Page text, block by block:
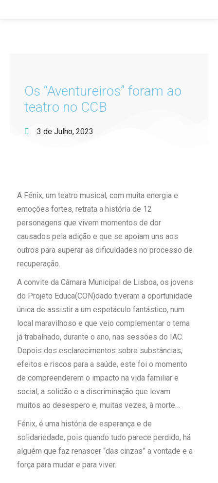
Os “Aventureiros” foram ao
teatro no CCB
3 de Julho, 2023
A Fénix, um teatro musical, com muita energia e
emoções fortes, retrata a história de 12
personagens que vivem momentos de dor
causados pela adição e que se apoiam uns aos
outros para superar as dificuldades no processo de
recuperação.
A convite da Câmara Municipal de Lisboa, os jovens
do Projeto Educa(CON)dado tiveram a oportunidade
única de assistir a um espetáculo fantástico, num
local maravilhoso e que veio complementar o tema
já trabalhado, durante o ano, nas sessões do IAC.
Depois dos esclarecimentos sobre substâncias,
efeitos e riscos para a saúde, este foi o momento
de compreenderem o impacto na vida familiar e
social, a solidão e a discriminação que levam
muitos ao desespero e, muitas vezes, à morte…
Fénix, é uma história de esperança e de
solidariedade, pois quando tudo parece perdido, há
alguém que faz renascer “das cinzas” a vontade e a
força para mudar e para viver.